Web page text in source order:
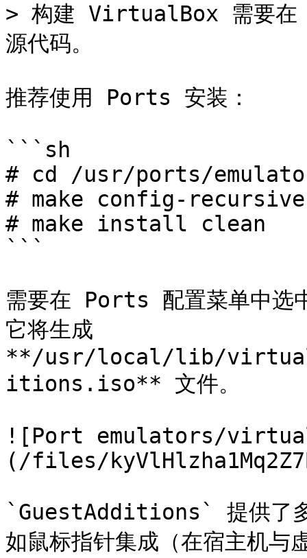
> 构建 VirtualBox 需要
源代码。
推荐使用 Ports 安装：
```sh
# cd /usr/ports/
# make config-recursive
# make install clean
```
需要在 Ports 配置菜单中
它将生成
**/usr/local/lib/
itions.iso** 文件。
![Port emulators/
(/files/
`GuestAdditions` 提供了多
如鼠标指针集成（在宿主机与